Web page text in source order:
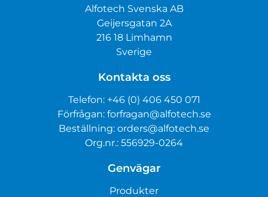
Alfotech Svenska AB
Geijersgatan 2A
216 18 Limhamn
Sverige
Kontakta oss
Telefon: +46 (0) 406 450 071
Förfrågan: forfragan@alfotech.se
Beställning: orders@alfotech.se
Org.nr.: 556929-0264
Genvägar
Produkter